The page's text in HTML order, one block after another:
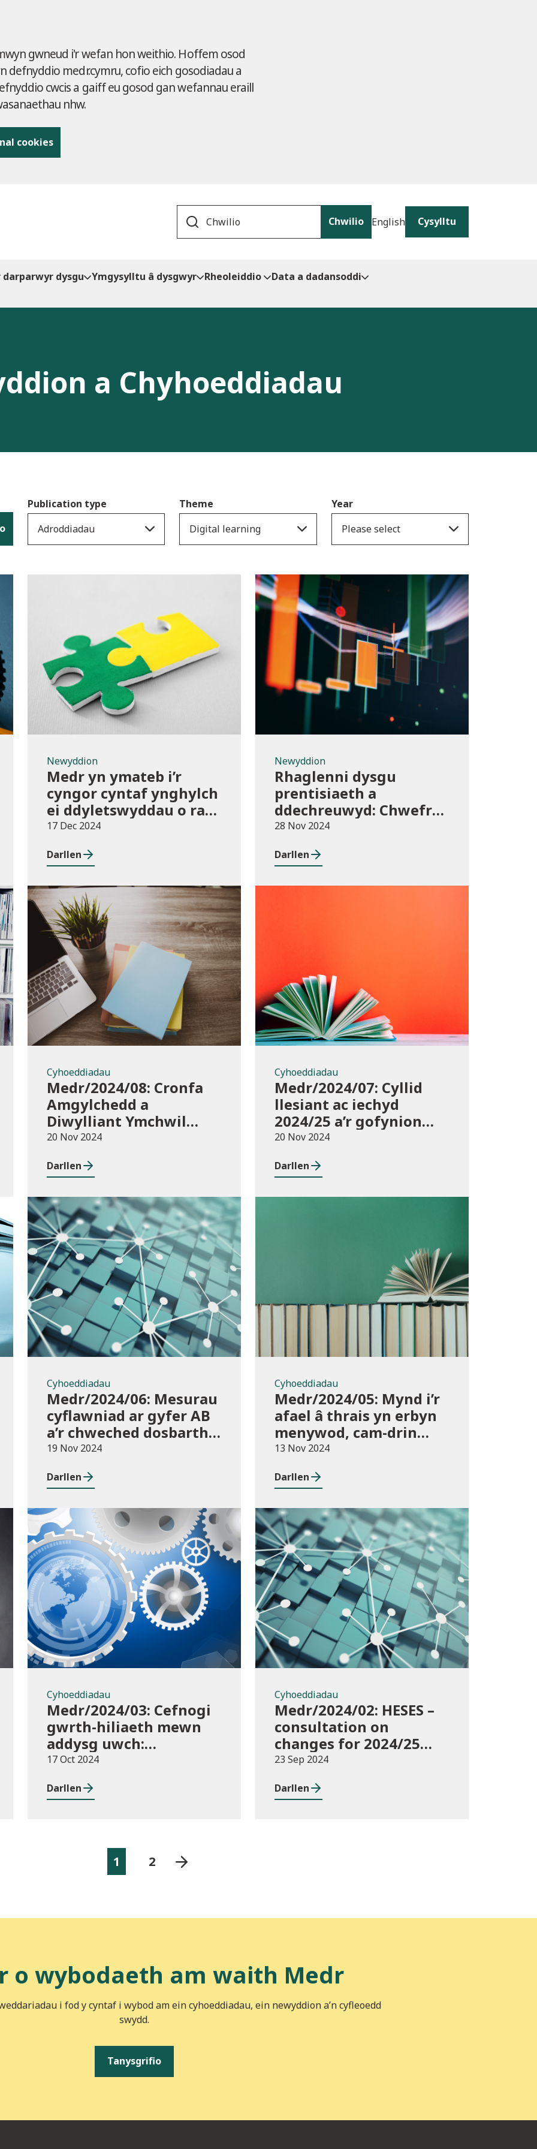
gwneud i'r wefan hon weithio. Hoffem osod
defnyddio medr.cymru, cofio eich gosodiadau a
cwcis a gaiff eu gosod gan wefannau eraill
nhw.
cookies
Chwilio English Cysylltu
dysgu Ymgysylltu â dysgwyr Rheoleiddio
Data a dadansoddi
a Chyhoeddiadau
Publication type
Adroddiadau
Theme
Digital learning
Year
Please select
Newyddion
Newyddion
Medr yn ymateb i’r
cyngor cyntaf ynghylch
ei ddyletswyddau o ran
y Gymraeg
17 Dec 2024
Darllen
Newyddion
Newyddion
Rhaglenni dysgu
prentisiaeth a
ddechreuwyd: Chwefror
i Ebrill 2024 (dros dro)
28 Nov 2024
Darllen
Cyhoeddiadau
Cyhoeddiadau
Medr/2024/08: Cronfa
Amgylchedd a
Diwylliant Ymchwil
Cymru (WREC) 2024/25
20 Nov 2024
Darllen
Cyhoeddiadau
Cyhoeddiadau
Medr/2024/07: Cyllid
llesiant ac iechyd
2024/25 a’r gofynion
monitro
20 Nov 2024
Darllen
Cyhoeddiadau
Cyhoeddiadau
Medr/2024/06: Mesurau
cyflawniad ar gyfer AB
a’r chweched dosbarth:
Ymgynghoriad ar
cyrsiau ar gyfer 2023/24
19 Nov 2024
Darllen
Cyhoeddiadau
Cyhoeddiadau
Medr/2024/05: Mynd i’r
afael â thrais yn erbyn
menywod, cam-drin
domestig a thrais
uwch
13 Nov 2024
Darllen
Cyhoeddiadau
Cyhoeddiadau
Medr/2024/03: Cefnogi
gwrth-hiliaeth mewn
addysg uwch:
canllawiau a
17 Oct 2024
Darllen
Cyhoeddiadau
Cyhoeddiadau
Medr/2024/02: HESES –
consultation on
changes for 2024/25
collection of Degree
data
23 Sep 2024
Darllen
1 2
o wybodaeth am waith Medr
i fod y cyntaf i wybod am ein cyhoeddiadau, ein newyddion a’n cyfleoedd
swydd.
Tanysgrifio